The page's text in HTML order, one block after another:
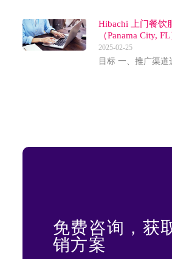
Hibachi 上门餐饮
（Panama City, FL
2025-02-25
目标 一、推广渠道
免费咨询，获
销方案